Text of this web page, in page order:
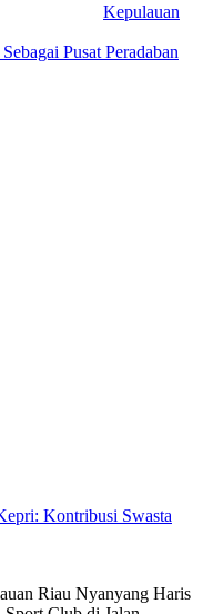
Kepulauan
Pusat Peradaban
Kontribusi Swasta
Riau Nyanyang Haris